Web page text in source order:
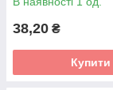
38,20 ₴
Купити